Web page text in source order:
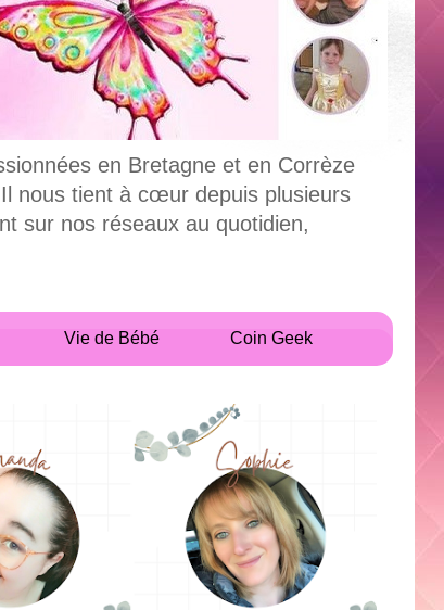
en Bretagne et en Corrèze
nous tient à cœur depuis plusieurs
sur nos réseaux au quotidien,
Vie de Bébé Coin Geek